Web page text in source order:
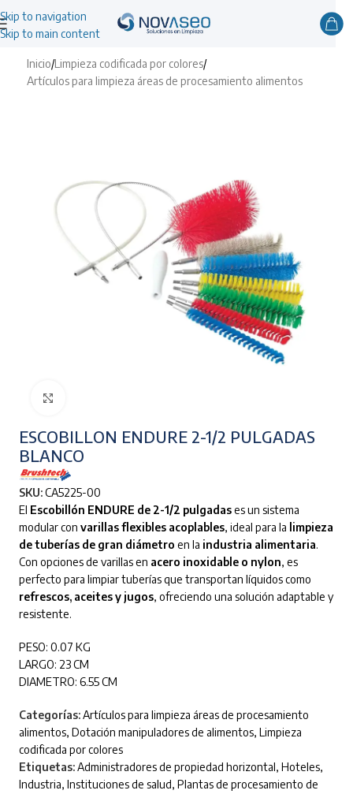
Skip to navigation
Skip to main content
Inicio/Limpieza codificada por colores/
Artículos para limpieza áreas de procesamiento alimentos
ESCOBILLON ENDURE 2-1/2 PULGADAS
BLANCO
SKU:CA5225-00
El Escobillón ENDURE de 2-1/2 pulgadases un sistema
modular con varillas flexibles acoplables, ideal para la limpieza
de tuberías de gran diámetro en la industria alimentaria.
Con opciones de varillas en acero inoxidable o nylon, es
perfecto para limpiar tuberías que transportan líquidos como
refrescos, aceites y jugos, ofreciendo una solución adaptable y
resistente.
PESO: 0.07 KG
LARGO: 23 CM
DIAMETRO: 6.55 CM
Categorías:Artículos para limpieza áreas de procesamiento
alimentos, Dotación manipuladores de alimentos, Limpieza
codificada por colores
Etiquetas:Administradores de propiedad horizontal, Hoteles,
Industria, Instituciones de salud, Plantas de procesamiento de